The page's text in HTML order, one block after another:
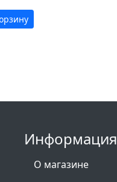
Информация
О магазине